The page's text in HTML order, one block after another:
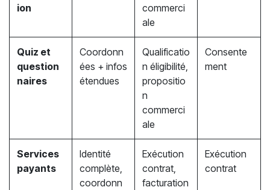
ion
commerci
ale
Quiz et
question
naires
Coordonn
ées + infos
étendues
Qualificatio
n éligibilité,
propositio
n
commerci
ale
Consente
ment
Services
payants
Identité
complète,
coordonn
Exécution
contrat,
facturation
Exécution
contrat